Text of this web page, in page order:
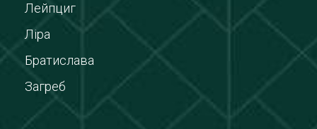
Лейпциг
Ліра
Братислава
Загреб